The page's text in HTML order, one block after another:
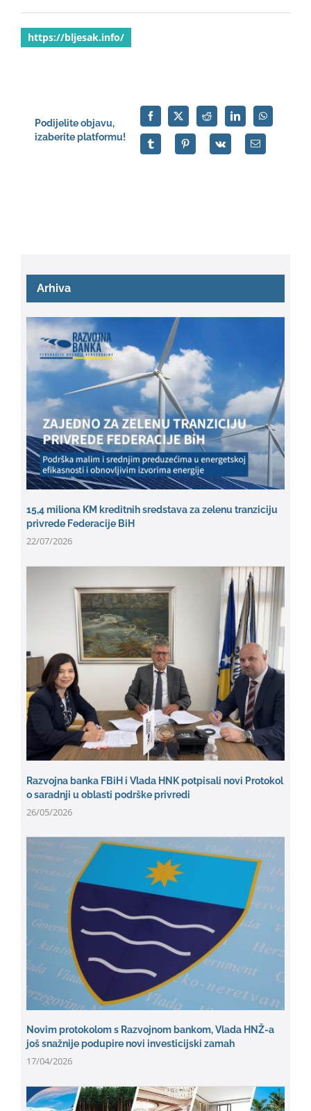
https://bljesak.info/
Podijelite objavu,
izaberite platformu!
Arhiva
15,4 miliona KM kreditnih sredstava za zelenu tranziciju
privrede Federacije BiH
22/07/2026
Razvojna banka FBiH i Vlada HNK potpisali novi Protokol
o saradnji u oblasti podrške privredi
26/05/2026
Novim protokolom s Razvojnom bankom, Vlada HNŽ-a
još snažnije podupire novi investicijski zamah
17/04/2026